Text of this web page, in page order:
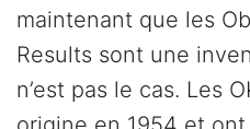
maintenant que les
Results sont une
n’est pas le cas. Les